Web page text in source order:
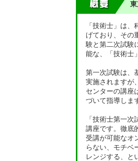
「技術士」は
げており、その
験と第二次試験
能な、「技術士
第一次試験は、
実施されますが
センターの講座
づいて指導しま
「技術士第一
講座です。 徹底
受講が可能なオ
らない、モチベ
レンジする、と